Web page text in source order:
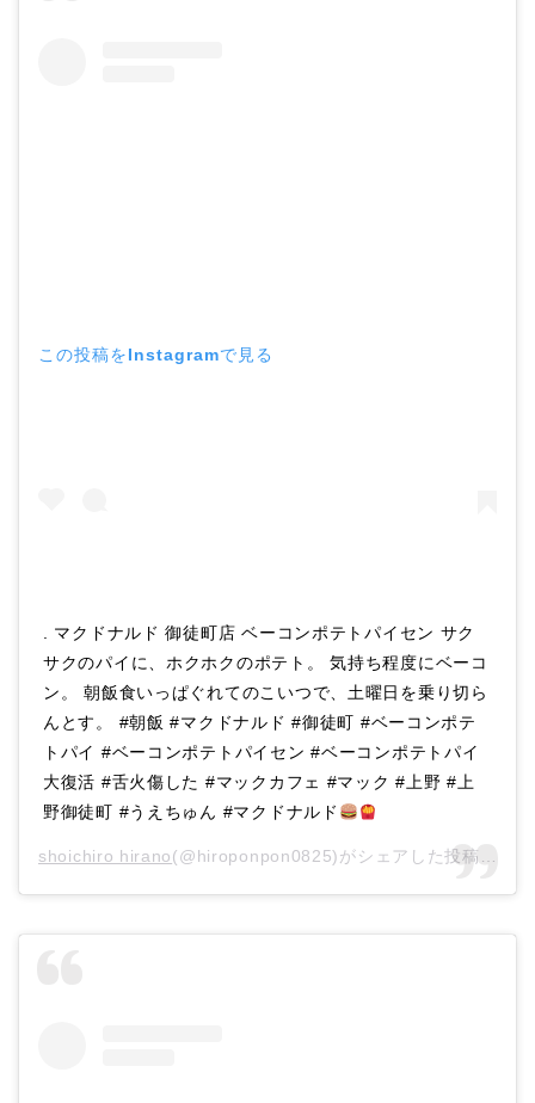
この投稿をInstagramで見る
. マクドナルド 御徒町店 ベーコンポテトパイセン サク
サクのパイに、ホクホクのポテト。 気持ち程度にベーコ
ン。 朝飯食いっぱぐれてのこいつで、土曜日を乗り切ら
んとす。 #朝飯 #マクドナルド #御徒町 #ベーコンポテ
トパイ #ベーコンポテトパイセン #ベーコンポテトパイ
大復活 #舌火傷した #マックカフェ #マック #上野 #上
野御徒町 #うえちゅん #マクドナルド
shoichiro hirano(@hiroponpon0825)がシェアした投稿 –